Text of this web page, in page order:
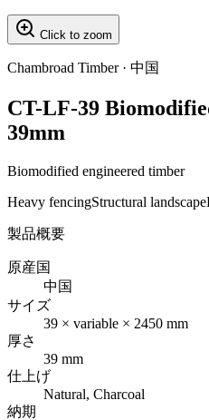
Click to zoom
Chambroad Timber· 中国
CT-LF-39
39mm
Biomodified engineered timber
Heavy fencingStructural landscape
製品概要
原産国
中国
サイズ
39 × variable × 2450 mm
厚さ
39 mm
仕上げ
Natural, Charcoal
納期